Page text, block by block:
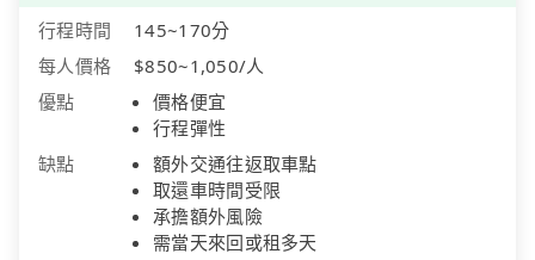
行程時間
145~170分
每人價格
$850~1,050/人
優點
價格便宜
行程彈性
缺點
額外交通往返取車點
取還車時間受限
承擔額外風險
需當天來回或租多天